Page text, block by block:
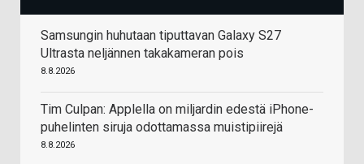
Samsungin huhutaan tiputtavan Galaxy S27
Ultrasta neljännen takakameran pois
8.8.2026
Tim Culpan: Applella on miljardin edestä iPhone-
puhelinten siruja odottamassa muistipiirejä
8.8.2026